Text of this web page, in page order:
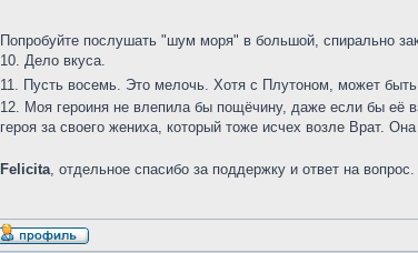
Попробуйте послушать "шум моря" в большой, спирально
10. Дело вкуса.
11. Пусть восемь. Это мелочь. Хотя с Плутоном, может
12. Моя героиня не влепила бы пощёчину, даже если бы её
героя за своего жениха, который тоже исчех возле Врат.
Felicita, отдельное спасибо за поддержку и ответ на вопрос.